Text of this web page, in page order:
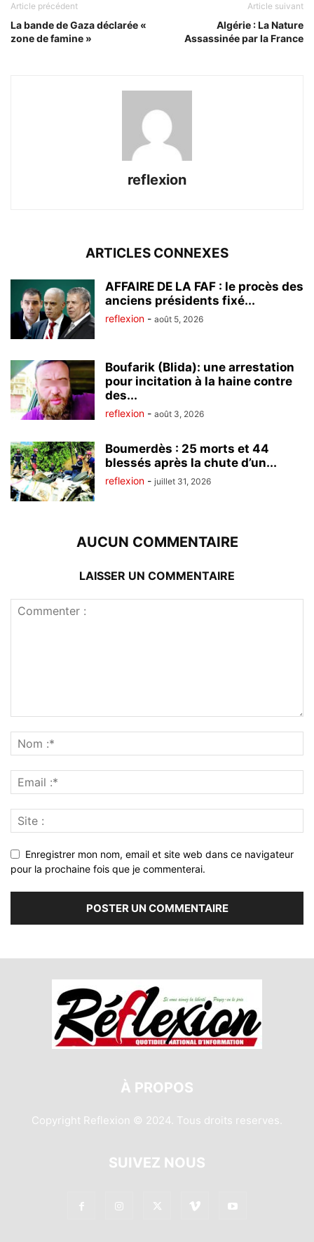
Article précédent
La bande de Gaza déclarée «
zone de famine »
Article suivant
Algérie : La Nature
Assassinée par la France
reflexion
ARTICLES CONNEXES
AFFAIRE DE LA FAF : le procès des
anciens présidents fixé...
reflexion - août 5, 2026
Boufarik (Blida): une arrestation
pour incitation à la haine contre
des...
reflexion - août 3, 2026
Boumerdès : 25 morts et 44
blessés après la chute d’un...
reflexion - juillet 31, 2026
AUCUN COMMENTAIRE
LAISSER UN COMMENTAIRE
Enregistrer mon nom, email et site web dans ce navigateur
pour la prochaine fois que je commenterai.
À PROPOS
Copyright Reflexion © 2024. Tous droits reserves.
SUIVEZ NOUS